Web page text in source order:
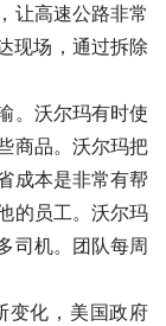
让高速公路非常
现场，通过拆除
。沃尔玛有时使
商品。沃尔玛把
成本是非常有帮
的员工。沃尔玛
司机。团队每周
变化，美国政府